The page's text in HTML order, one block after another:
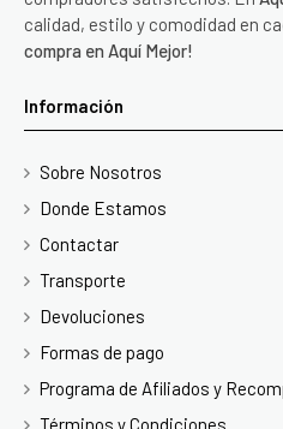
calidad, estilo y comodidad en
compra en Aquí Mejor!
Información
Sobre Nosotros
Donde Estamos
Contactar
Transporte
Devoluciones
Formas de pago
Programa de Afiliados y
Términos y Condiciones